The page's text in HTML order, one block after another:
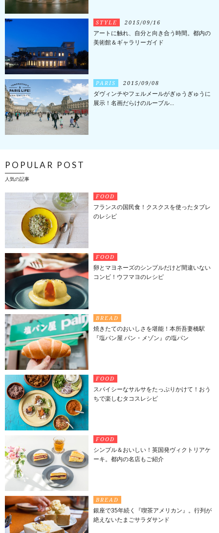
STYLE 2015/09/16
アートに触れ、自分と向き合う時間。都内の
美術館＆ギャラリーガイド
PARIS 2015/09/08
ダヴィンチやフェルメールがぎゅうぎゅうに
展示！名画だらけのルーブル...
POPULAR POST
人気の記事
FOOD
フランスの国民食！クスクスを使ったタブレ
のレシピ
FOOD
卵とマヨネーズのシンプルだけど間違いない
コンビ！ウフマヨのレシピ
BREAD
焼きたてのおいしさを堪能！本所吾妻橋駅
『塩パン屋 パン・メゾン』の塩パン
FOOD
スパイシーなサルサをたっぷりかけて！おう
ちで楽しむタコスレシピ
FOOD
シンプル＆おいしい！英国発ヴィクトリアケ
ーキ。都内の名店もご紹介
BREAD
銀座で35年続く『喫茶アメリカン』。行列が
絶えないたまごサラダサンド